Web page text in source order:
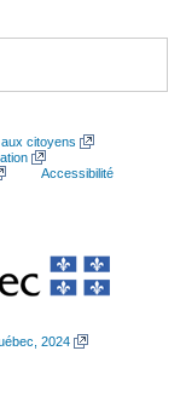
citoyens
Accessibilité
2024